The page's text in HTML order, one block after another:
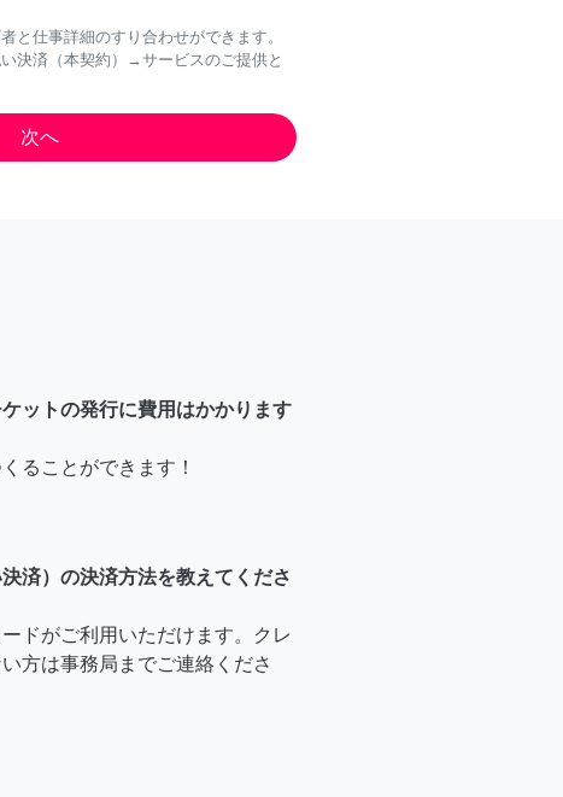
と仕事詳細のすり合わせができます。
決済（本契約）→サービスのご提供と
ットの発行に費用はかかります
ることができます！
済）の決済方法を教えてくださ
ドがご利用いただけます。クレ
方は事務局までご連絡くださ